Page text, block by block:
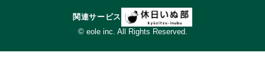
関連サービス
© eole inc. All Rights Reserved.